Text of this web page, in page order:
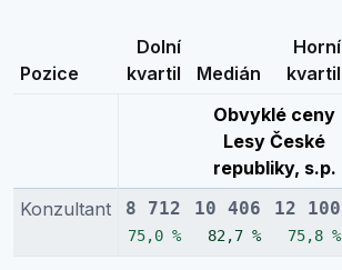
Pozice
Dolní
kvartil
Medián
Horní
kvartil
Obvyklé ceny
Lesy České
republiky, s.p.
Konzultant 8 712
75,0 %
10 406
82,7 %
12 100
75,8 %